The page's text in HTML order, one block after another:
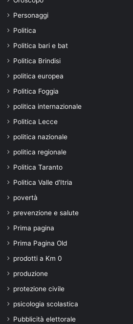
Personaggi
Politica
Politica bari e bat
Politica Brindisi
politica europea
Politica Foggia
politica internazionale
Politica Lecce
politica nazionale
politica regionale
Politica Taranto
Politica Valle d'Itria
povertà
prevenzione e salute
Prima pagina
Prima Pagina Old
prodotti a Km 0
produzione
protezione civile
psicologia scolastica
Pubblicità elettorale